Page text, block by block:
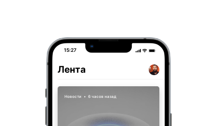
15:27
Лента
Новости • 6 часов назад